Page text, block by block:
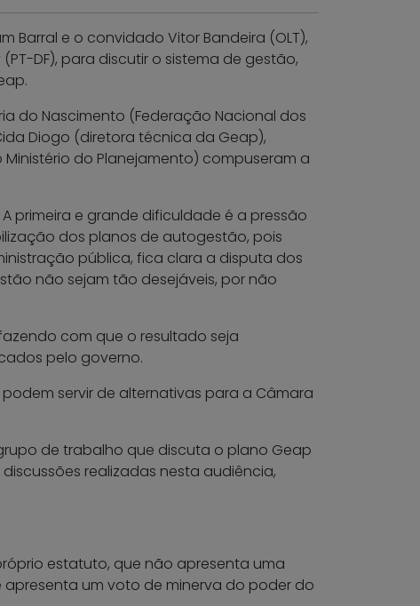
Barral e o convidado Vitor Bandeira (OLT),
DF), para discutir o sistema de gestão,
do Nascimento (Federação Nacional dos
Diogo (diretora técnica da Geap),
do Planejamento) compuseram a
primeira e grande dificuldade é a pressão
dos planos de autogestão, pois
pública, fica clara a disputa dos
não sejam tão desejáveis, por não
com que o resultado seja
pelo governo.
servir de alternativas para a Câmara
de trabalho que discuta o plano Geap
realizadas nesta audiência,
estatuto, que não apresenta uma
um voto de minerva do poder do